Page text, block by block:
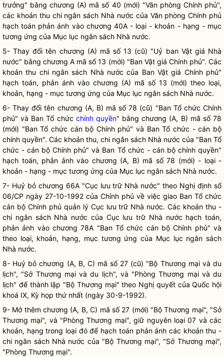
trưởng" bằng chương (A) mã số 40 (mới) "Văn phòng Chính phủ",
các khoản thu chi ngân sách Nhà nước của Văn phòng Chính phủ
hạch toán phản ánh vào chương 40A - loại - khoản - hạng - mục
tương ứng của Mục lục ngân sách Nhà nước.
5- Thay đổi tên chương (A) mã số 13 (cũ) "Uỷ ban Vật giá Nhà
nước" bằng chương A mã số 13 (mới) "Ban Vật giá Chính phủ". Các
khoản thu chi ngân sách Nhà nước của Ban Vật giá Chính phủ"
hạch toán, phản ánh vào chương (A) mã số 13 (mới) theo loại,
khoản, hạng - mục tương ứng của Mục lục ngân sách Nhà nước.
6- Thay đổi tên chương (A, B) mã số 78 (cũ) "Ban Tổ chức Chính
phủ" và Ban Tổ chức chính quyền" bằng chương (A, B) mã số 78
(mới) "Ban Tổ chức cán bộ Chính phủ" và Ban Tổ chức - cán bộ
chính quyền". Các khoản thu, chi ngân sách Nhà nước của "Ban Tổ
chức - cán bộ Chính phủ" và Ban Tổ chức - cán bộ chính quyền"
hạch toán, phản ảnh vào chương (A, B) mã số 78 (mới) - loại -
khoản - hạng - mục tương ứng của Mục lục ngân sách Nhà nước.
7- Huỷ bỏ chương 66A "Cục lưu trữ Nhà nước" theo Nghị định số
06/CP ngày 27-10-1992 của Chính phủ về việc giao Ban Tổ chức
cán bộ Chính phủ quản lý Cục lưu trữ Nhà nước. Các khoản thu -
chi ngân sách Nhà nước của Cục lưu trữ Nhà nước hạch toán,
phản ảnh vào chương 78A "Ban Tổ chức cán bộ Chính phủ" và
theo loại, khoản, hạng, mục tương ứng của Mục lục ngân sách
Nhà nước.
8- Huỷ bỏ chương (A, B, C) mã số 27 (cũ) "Bộ Thương mại và du
lịch", "Sở Thương mại và du lịch", và "Phòng Thương mại và du
lịch" để thành lập "Bộ Thương mại" theo Nghị quyếtcủaQuốc hội
khoá IX, Kỳ họp thứ nhất (ngày 30-9-1992).
9- Mở thêm chương (A, B, C) mã số 27 (mới) "Bộ Thương mại", "Sở
Thương mại", và "Phòng Thương mại", giữ nguyên loại 07 và các
khoản, hạng trong loại đó để hạch toán phản ảnh các khoản thu -
chi ngân sách Nhà nước của "Bộ Thương mại", "Sở Thương mại",
"Phòng Thương mại".